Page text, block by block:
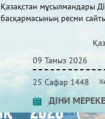
Қазақстан мұсылмандары
басқармасының ресми
09 Тамыз 2026
25 Сафар 1448
ДІНИ